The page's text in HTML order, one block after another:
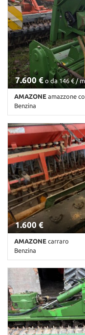
7.600 € o da 146 € /
AMAZONE amazzone
Benzina
Km non disponibile •
1.600 €
AMAZONE carraro
Benzina
Km non disponibile •